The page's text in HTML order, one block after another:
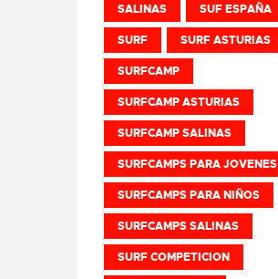
SALINAS SUF ESPAÑA
SURF SURF ASTURIAS
SURFCAMP
SURFCAMP ASTURIAS
SURFCAMP SALINAS
SURFCAMPS PARA JOVENES
SURFCAMPS PARA NIÑOS
SURFCAMPS SALINAS
SURF COMPETICION